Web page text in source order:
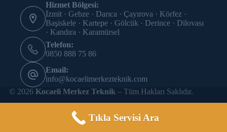
Hacklink panel
Hacklink panel
Hacklink panel
Hacklink panel
Hacklink panel
Hizmet Bölgesi:
İzmit · Gebze · Darıca · Çayırova · Körfez ·
Başiskele · Kartepe · Gölcük · Derince · Dilovası
· Kandıra · Karamürsel
Telefon:
0850 888 75 86
Email:
info@kocaelimerkezteknik.com
© 2026Kocaeli Merkez Teknik – Tüm Hakları Saklıdır.
Tıkla Servisi Ara